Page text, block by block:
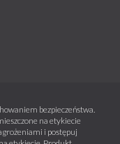
bezpieczeństwa.
na etykiecie
i postępuj